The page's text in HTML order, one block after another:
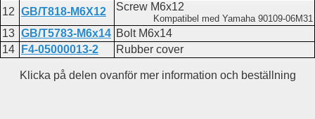
12 GB/T818-M6X12 Screw M6x12
Kompatibel med Yamaha 90109-06M31
13 GB/T5783-M6x14 Bolt M6x14
14
F4-05000013-2 Rubber cover
Klicka på delen ovanför mer information och beställning
Du hittar delen på följande sidor:
F2.6
Bracket
Cylinder and crankcase 1
Cylinder and crankcase 2
Ignitor